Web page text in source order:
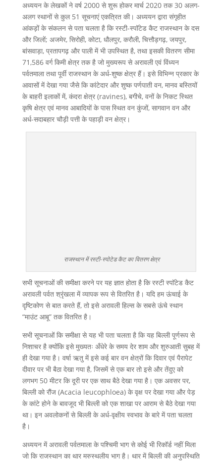
अध्ययन के लेखकों ने वर्ष 2000 से शुरू होकर मार्च 2020 तक 30 अलग-
अलग स्थानों से कुल 51 सूचनाएं एकत्रित की। अध्ययन द्वारा संगृहीत
आंकड़ों के संकलन से पता चलता है कि रस्टी-स्पॉटेड कैट राजस्थान के दस
और जिलों; अजमेर, सिरोही, कोटा, धौलपुर, करौली, चित्तौड़गढ़, जयपुर,
बांसवाड़ा, प्रतापगढ़ और पाली में भी उपस्थित है, तथा इसकी वितरण सीमा
71,586 वर्ग किमी क्षेत्र तक है जो मुख्यरूप से अरावली एवं विंध्यन
पर्वतमाला तथा पूर्वी राजस्थान के अर्ध-शुष्क क्षेत्र हैं। इसे विभिन्न प्रकार के
आवासों में देखा गया जैसे कि कांटेदार और शुष्क पर्णपाती वन, मानव बस्तियों
के बाहरी इलाकों में, कंदरा क्षेत्र (ravines), बगीचे, वनों के निकट स्थित
कृषि क्षेत्र एवं मानव आबादियों के पास स्थित वन कुंजों, सागवान वन और
अर्ध-सदाबहार चौड़ी पत्ती के पहाड़ी वन क्षेत्र।
राजस्थान में रस्टी-स्पोटेड कैट का वितरण क्षेत्र
सभी सूचनाओं की समीक्षा करने पर यह ज्ञात होता है कि रस्टी स्पॉटेड कैट
अरावली पर्वत श्रृंखला में व्यापक रूप से वितरित है। यदि हम ऊंचाई के
दृष्टिकोण से बात करते हैं, तो इसे अरावली हिल्स के सबसे ऊंचे स्थान
“माउंट आबू” तक वितरित है।
सभी सूचनाओं कि समीक्षा से यह भी पता चलता है कि यह बिल्ली पूर्णरूप से
निशाचर है क्योंकि इसे मुख्यतः अँधेरे के समय देर शाम और शुरुआती सुबह में
ही देखा गया है। वर्षा ऋतु में इसे कई बार वन क्षेत्रों कि दिवार एवं पैरापेट
दीवार पर भी बैठा देखा गया है, जिसमें से एक बार तो इसे और तेंदुए को
लगभग 50 मीटर कि दूरी पर एक साथ बैठे देखा गया है। एक अवसर पर,
बिल्ली को रौंज (Acacia leucophloea) के वृक्ष पर देखा गया और पेड़
के कांटे होने के बावजूद भी बिल्ली को एक शाखा पर आराम से बैठे देखा गया
था। इन अवलोकनों से बिल्ली के अर्ध-वृक्षीय स्वभाव के बारे में पता चलता
है।
अध्ययन में अरावली पर्वतमाला के पश्चिमी भाग से कोई भी रिकॉर्ड नहीं मिला
जो कि राजस्थान का थार मरुस्थलीय भाग है। थार में बिल्ली की अनुपस्थिति